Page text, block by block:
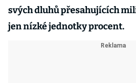
svých dluhů přesahujících
jen nízké jednotky procent.